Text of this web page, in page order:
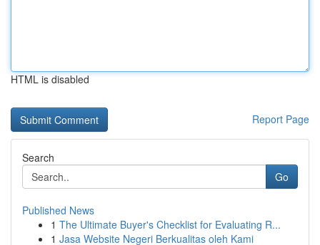
HTML is disabled
Report Page
Search
Go
Published News
1 The Ultimate Buyer's Checklist for Evaluating R...
1 Jasa Website Negeri Berkualitas oleh Kami